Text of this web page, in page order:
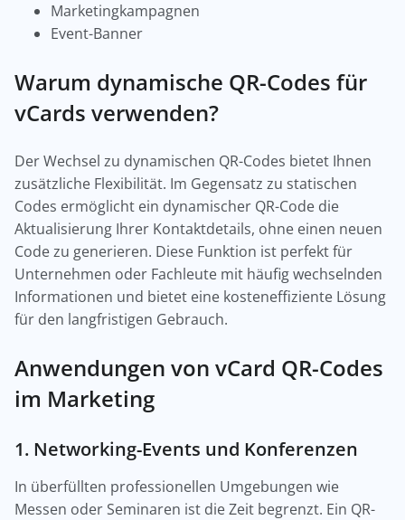
Marketingkampagnen
Event-Banner
Warum dynamische QR-Codes für
vCards verwenden?
Der Wechsel zu dynamischen QR-Codes bietet Ihnen
zusätzliche Flexibilität. Im Gegensatz zu statischen
Codes ermöglicht ein dynamischer QR-Code die
Aktualisierung Ihrer Kontaktdetails, ohne einen neuen
Code zu generieren. Diese Funktion ist perfekt für
Unternehmen oder Fachleute mit häufig wechselnden
Informationen und bietet eine kosteneffiziente Lösung
für den langfristigen Gebrauch.
Anwendungen von vCard QR-Codes
im Marketing
1. Networking-Events und Konferenzen
In überfüllten professionellen Umgebungen wie
Messen oder Seminaren ist die Zeit begrenzt. Ein QR-